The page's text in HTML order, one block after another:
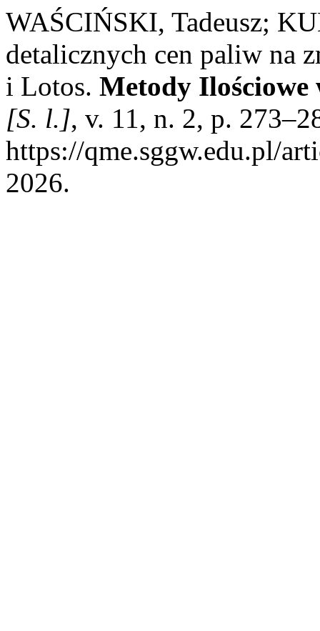
WAŚCIŃSKI, Tadeusz;
detalicznych cen paliw na
i Lotos. Metody Ilościowe
[S. l.], v. 11, n. 2, p.
https://qme.sggw.edu.pl/
2026.